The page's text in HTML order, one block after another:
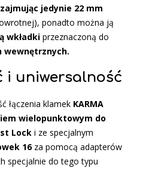
jedynie 22 mm
ponadto można ją
wkładki przeznaczoną do
wewnętrznych.
i uniwersalność
łączenia klamek KARMA
wielopunktowym do
Lock i ze specjalnym
16za pomocą adapterów
specjalnie do tego typu